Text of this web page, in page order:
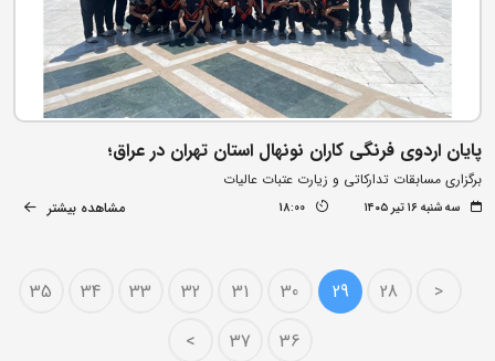
پایان اردوی فرنگی کاران نونهال استان تهران در عراق؛
برگزاری مسابقات تدارکاتی و زیارت عتبات عالیات
سه شنبه ۱۶ تیر ۱۴۰۵ 18:00 مشاهده بیشتر
<
28
29
30
31
32
33
34
35
36
37
>